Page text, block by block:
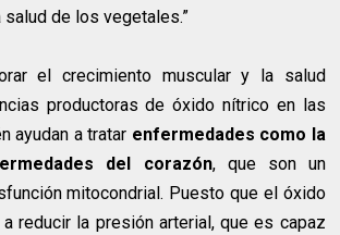
de los vegetales.”
el crecimiento muscular y la salud
productoras de óxido nítrico en las
ayudan a tratar enfermedades como la
del corazón, que son un
mitocondrial. Puesto que el óxido
reducir la presión arterial, que es capaz